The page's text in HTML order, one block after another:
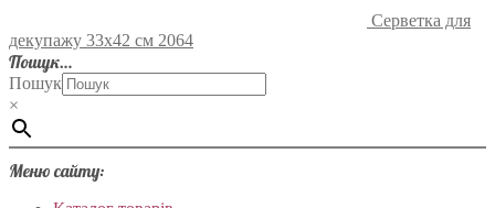
Серветка для
декупажу 33х42 см 2064
Пошук…
Пошук
×
Меню сайту: